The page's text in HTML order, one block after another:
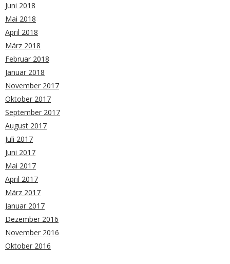
Juni 2018
Mai 2018
April 2018
März 2018
Februar 2018
Januar 2018
November 2017
Oktober 2017
September 2017
August 2017
Juli 2017
Juni 2017
Mai 2017
April 2017
März 2017
Januar 2017
Dezember 2016
November 2016
Oktober 2016